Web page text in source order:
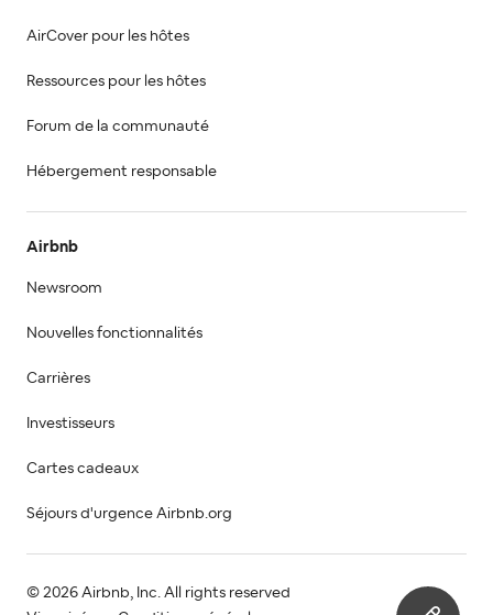
AirCover pour les hôtes
Ressources pour les hôtes
Forum de la communauté
Hébergement responsable
Airbnb
Newsroom
Nouvelles fonctionnalités
Carrières
Investisseurs
Cartes cadeaux
Séjours d'urgence Airbnb.org
© 2026 Airbnb, Inc. All rights reserved